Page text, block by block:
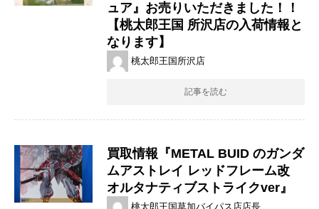
ュア』お売りいただきました！！
【桃太郎王国 所沢店の入荷情報と
なります】
桃太郎王国所沢店
記事を読む
買取情報『METAL ​BUID のガンダ
ムアストレイ ​レッドフレーム改
オルタナティブストライクver』
桃太郎王国草加バイパス店店長